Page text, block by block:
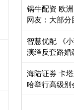
锅牛配资 欧
网友：大部
智慧优配 《
演绎反套路婚
海陆证券 卡
哈举行高级别